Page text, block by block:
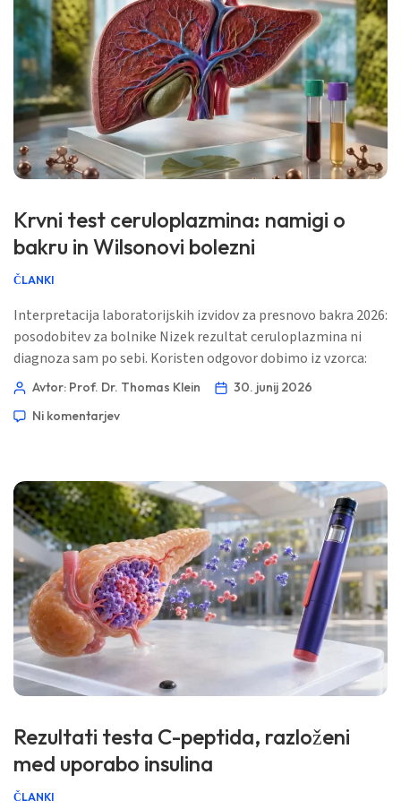
Krvni test ceruloplazmina: namigi o
bakru in Wilsonovi bolezni
ČLANKI
Interpretacija laboratorijskih izvidov za presnovo bakra 2026:
posodobitev za bolnike Nizek rezultat ceruloplazmina ni
diagnoza sam po sebi. Koristen odgovor dobimo iz vzorca:
serumski baker, baker v 24-urnem urinu, jetrni encimi,
minut 📅 30. junij 2026 📝 Objavljeno: 30. junij 2026 🩺
Avtor: Prof. Dr. Thomas Klein
30. junij 2026
Ni komentarjev
Rezultati testa C-peptida, razloženi
med uporabo insulina
ČLANKI